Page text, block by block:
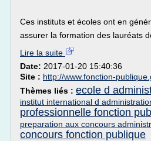
Ces instituts et écoles ont en
assurer la formation des lauréats
Lire la suite
Date: 2017-01-20 15:40:36
Site : http://www.fonction-
Thèmes liés : ecole d
institut international d
professionnelle fonction
preparation aux concours
concours fonction publique